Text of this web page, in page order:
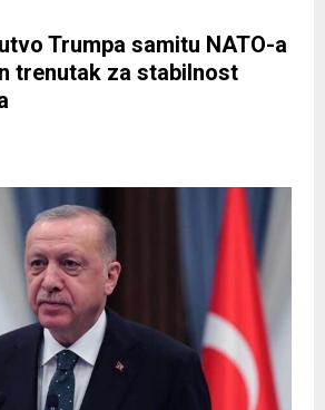
Trumpa samitu NATO-a
trenutak za stabilnost